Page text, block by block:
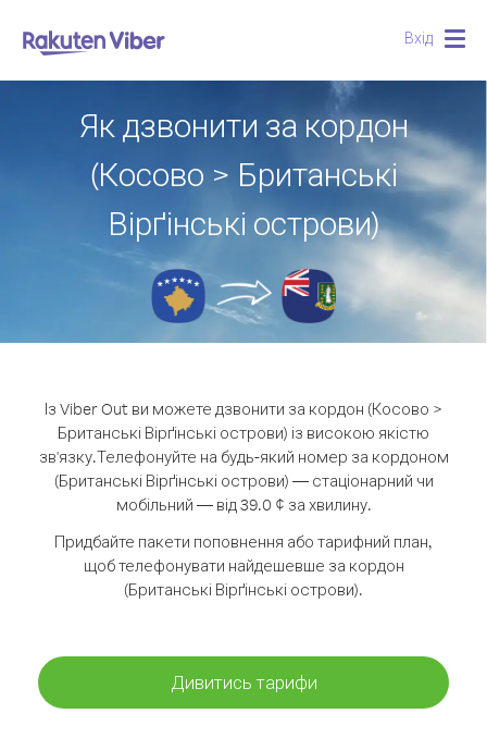
Вхід
Як дзвонити за кордон
(Косово > Британські
Вірґінські острови)
Із Viber Out ви можете дзвонити за кордон (Косово >
Британські Вірґінські острови) із високою якістю
зв'язку.Телефонуйте на будь-який номер за кордоном
(Британські Вірґінські острови) — стаціонарний чи
мобільний — від 39.0 ¢ за хвилину.
Придбайте пакети поповнення або тарифний план,
щоб телефонувати найдешевше за кордон
(Британські Вірґінські острови).
Дивитись тарифи